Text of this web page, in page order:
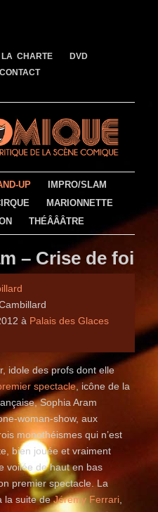
LA CHARTE
DVD
CONTACT
UP
IMPRO/SLAM
MARIONNETTE
THÉÂÂÂTRE
– Crise de foi
à Palais des Glaces
idole des profs dont elle
spectacle, icône de la
Sophia Aram
woman-show, aux
monothéismes qui n’est
bien jouée et vraiment
voilée de haut en bas
premier spectacle. La
la suite deJérémy Ferrari